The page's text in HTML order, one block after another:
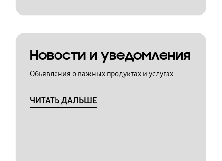
Новости и уведомления
Обьявления о важных продуктах и услугах
ЧИТАТЬ ДАЛЬШЕ